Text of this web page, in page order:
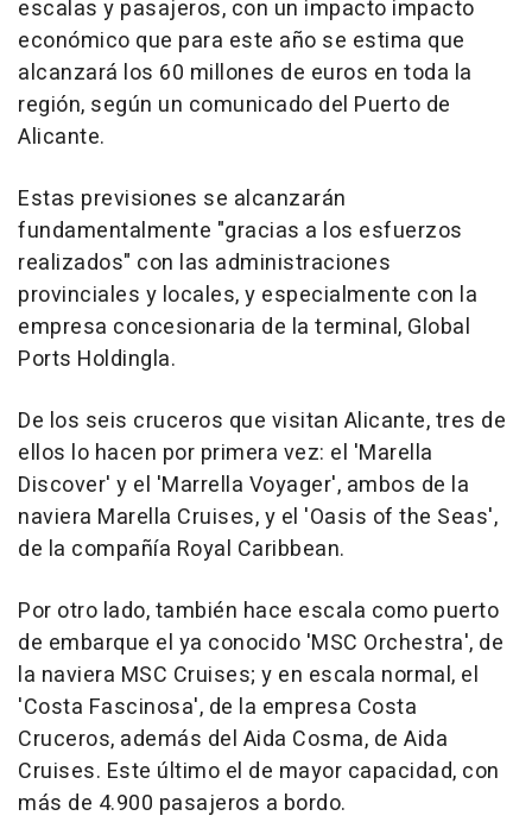
escalas y pasajeros, con un impacto impacto
económico que para este año se estima que
alcanzará los 60 millones de euros en toda la
región, según un comunicado del Puerto de
Alicante.
Estas previsiones se alcanzarán
fundamentalmente "gracias a los esfuerzos
realizados" con las administraciones
provinciales y locales, y especialmente con la
empresa concesionaria de la terminal, Global
Ports Holdingla.
De los seis cruceros que visitan Alicante, tres de
ellos lo hacen por primera vez: el 'Marella
Discover' y el 'Marrella Voyager', ambos de la
naviera Marella Cruises, y el 'Oasis of the Seas',
de la compañía Royal Caribbean.
Por otro lado, también hace escala como puerto
de embarque el ya conocido 'MSC Orchestra', de
la naviera MSC Cruises; y en escala normal, el
'Costa Fascinosa', de la empresa Costa
Cruceros, además del Aida Cosma, de Aida
Cruises. Este último el de mayor capacidad, con
más de 4.900 pasajeros a bordo.